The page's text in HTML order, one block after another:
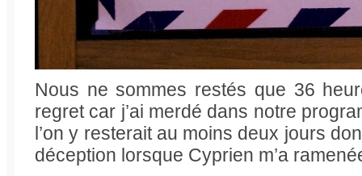
Nous ne sommes restés que 36
regret car j’ai merdé dans notre
l’on y resterait au moins deux jours
déception lorsque Cyprien m’a